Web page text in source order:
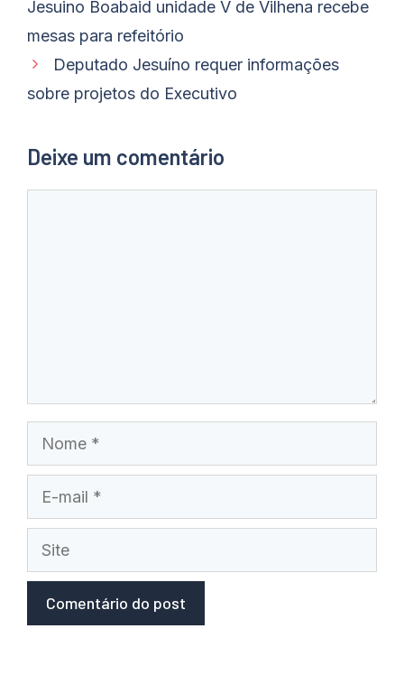
Jesuino Boabaid unidade V de Vilhena recebe
mesas para refeitório
Deputado Jesuíno requer informações
sobre projetos do Executivo
Deixe um comentário
Nome
mail
Site